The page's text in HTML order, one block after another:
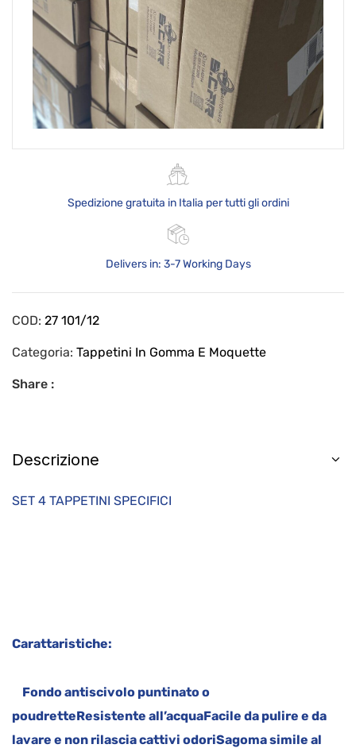
Spedizione gratuita in Italia per tutti gli ordini
Delivers in: 3-7 Working Days
COD: 27 101/12
Categoria: Tappetini In Gomma E Moquette
Share :
Descrizione
SET 4 TAPPETINI SPECIFICI
Carattaristiche:
Fondo antiscivolo puntinato o
poudretteResistente all’acquaFacile da pulire e da
lavare e non rilascia cattivi odoriSagoma simile al